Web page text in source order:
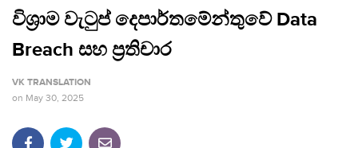
විශ්‍රාම වැටුප් දෙපාර්තමේන්තුවේ Data
Breach සහ ප්‍රතිචාර
VK TRANSLATION
on May 30, 2025